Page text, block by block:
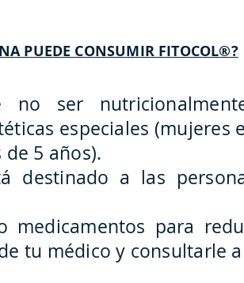
PUEDE CONSUMIR FITOCOL®?
no ser
especiales
5 años).
destinado a las
medicamentos para
tu médico y consultarle